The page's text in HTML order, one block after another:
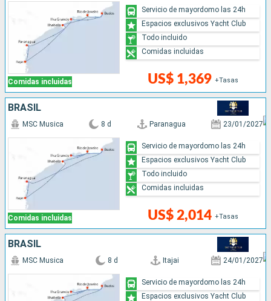
Comidas incluidas US$ 1,369 +Tasas
Servicio de mayordomo las 24h
Espacios exclusivos Yacht Club
Todo incluido
Comidas incluidas
BRASIL
Comidas incluidas
MSC Musica 8 d Paranagua 23/01/2027
US$ 2,014 +Tasas
Servicio de mayordomo las 24h
Espacios exclusivos Yacht Club
Todo incluido
Comidas incluidas
BRASIL
MSC Musica 8 d Itajai 24/01/2027
Servicio de mayordomo las 24h
Espacios exclusivos Yacht Club